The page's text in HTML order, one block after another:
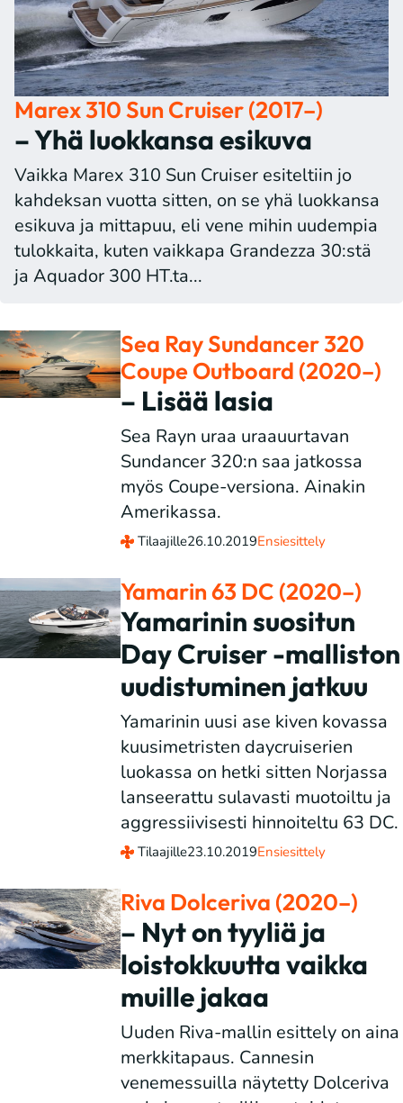
Marex 310 Sun Cruiser (2017–)
– Yhä luokkansa esikuva
Vaikka Marex 310 Sun Cruiser esiteltiin jo
kahdeksan vuotta sitten, on se yhä luokkansa
esikuva ja mittapuu, eli vene mihin uudempia
tulokkaita, kuten vaikkapa Grandezza 30:stä
ja Aquador 300 HT.ta...
Sea Ray Sundancer 320
Coupe Outboard (2020–)
– Lisää lasia
Sea Rayn uraa uraauurtavan
Sundancer 320:n saa jatkossa
myös Coupe-versiona. Ainakin
Amerikassa.
Tilaajille26.10.2019Ensiesittely
Yamarin 63 DC (2020–)
Yamarinin suositun
Day Cruiser -malliston
uudistuminen jatkuu
Yamarinin uusi ase kiven kovassa
kuusimetristen daycruiserien
luokassa on hetki sitten Norjassa
lanseerattu sulavasti muotoiltu ja
aggressiivisesti hinnoiteltu 63 DC.
Tilaajille23.10.2019Ensiesittely
Riva Dolceriva (2020–)
– Nyt on tyyliä ja
loistokkuutta vaikka
muille jakaa
Uuden Riva-mallin esittely on aina
merkkitapaus. Cannesin
venemessuilla näytetty Dolceriva